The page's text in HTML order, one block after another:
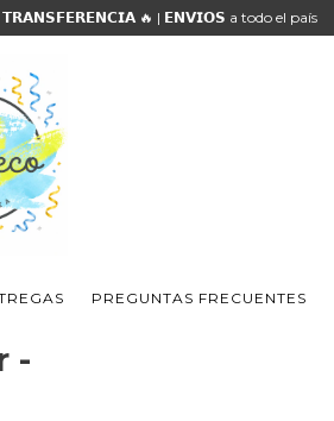
🔥 | 𝗘𝗡𝗩𝗜𝗢𝗦 a todo el país
PREGUNTAS FRECUENTES
-